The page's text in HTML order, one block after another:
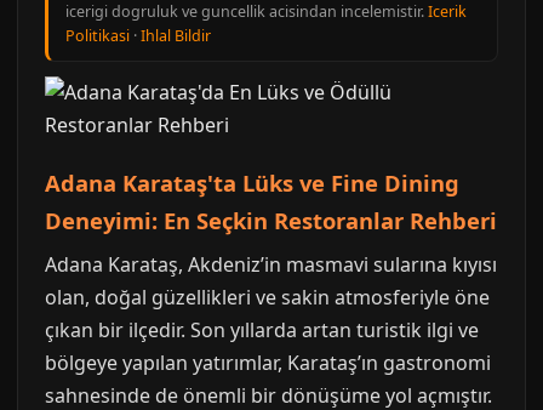
icerigi dogruluk ve guncellik acisindan incelemistir.Icerik
Politikasi ·Ihlal Bildir
Adana Karataş'ta Lüks ve Fine Dining
Deneyimi: En Seçkin Restoranlar Rehberi
Adana Karataş, Akdeniz’in masmavi sularına kıyısı
olan, doğal güzellikleri ve sakin atmosferiyle öne
çıkan bir ilçedir. Son yıllarda artan turistik ilgi ve
bölgeye yapılan yatırımlar, Karataş’ın gastronomi
sahnesinde de önemli bir dönüşüme yol açmıştır.